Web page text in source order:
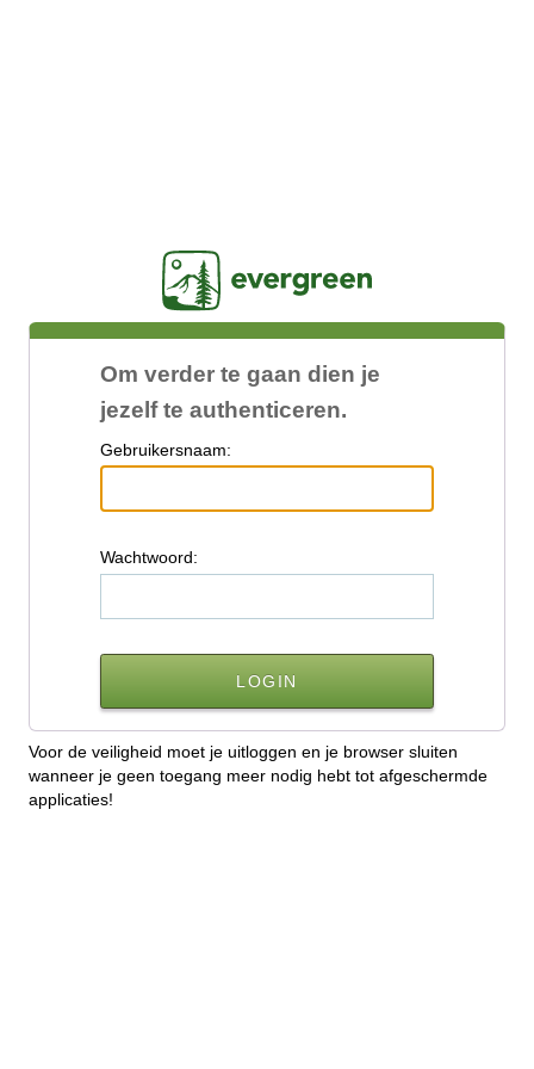
Om verder te gaan dien je
jezelf te authenticeren.
Gebruikersnaam:
Wachtwoord:
Voor de veiligheid moet je uitloggen en je browser sluiten
wanneer je geen toegang meer nodig hebt tot afgeschermde
applicaties!